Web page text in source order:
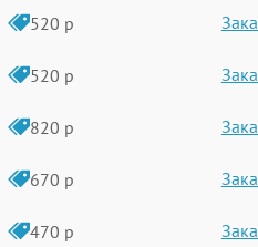
520 р
520 р
820 р
670 р
470 р